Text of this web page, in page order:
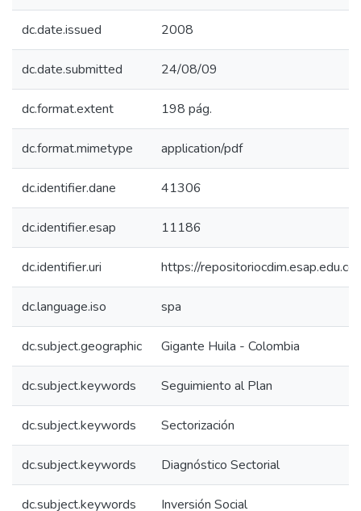
dc.date.issued 2008
dc.date.submitted 24/08/09
dc.format.extent 198 pág.
dc.format.mimetype application/pdf
dc.identifier.dane 41306
dc.identifier.esap 11186
dc.identifier.uri https://
dc.language.iso spa
dc.subject.geographic Gigante Huila - Colombia
dc.subject.keywords Seguimiento al Plan
dc.subject.keywords Sectorización
dc.subject.keywords Diagnóstico Sectorial
dc.subject.keywords Inversión Social